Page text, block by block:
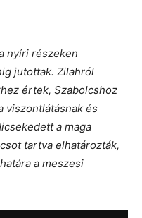
nyíri részeken
jutottak. Zilahról
értek, Szabolcshoz
viszontlátásnak és
a maga
tartva elhatározták,
a meszesi